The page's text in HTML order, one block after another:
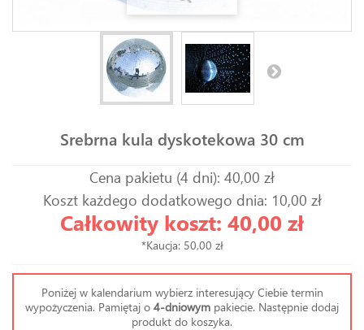
Srebrna kula dyskotekowa 30 cm
Cena pakietu (4 dni): 40,00 zł
Koszt każdego dodatkowego dnia: 10,00 zł
Całkowity koszt: 40,00 zł
*Kaucja: 50,00 zł
Poniżej w kalendarium wybierz interesujący Ciebie termin
wypożyczenia. Pamiętaj o 4-dniowym pakiecie. Następnie dodaj
produkt do koszyka.